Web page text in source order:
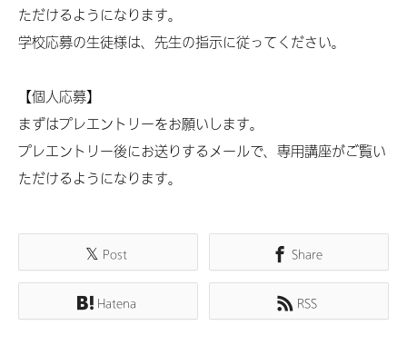
ただけるようになります。
学校応募の生徒様は、先生の指示に従ってください。
【個人応募】
まずはプレエントリーをお願いします。
プレエントリー後にお送りするメールで、専用講座がご覧い
ただけるようになります。
Post Share
Hatena RSS